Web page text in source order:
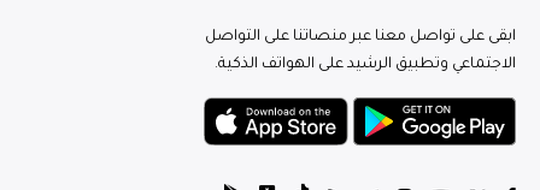
ابقى على تواصل معنا عبر منصاتنا على التواصل
الاجتماعي وتطبيق الرشيد على الهواتف الذكية.